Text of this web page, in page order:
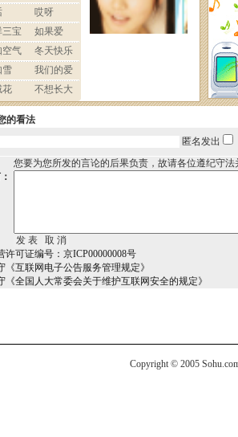
的看法
匿名发出
您要为您所发的言论的后果负责，故请各位遵纪守
许可证编号：京ICP00000008号
《互联网电子公告服务管理规定》
《全国人大常委会关于维护互联网安全的规定》
Copyright © 2005